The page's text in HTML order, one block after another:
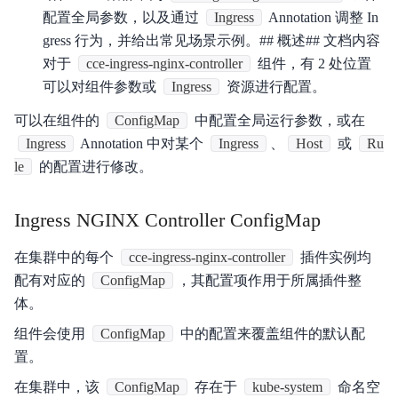
产品描述
产品定价
快速入门
操作指南
典型实践
API参考（即将废弃）
API_V2参考
常见问题
配置全局参数，以及通过
Ingress
Annotation 调整 In
gress 行为，并给出常见场景示例。## 概述## 文档内容
对于
cce-ingress-nginx-controller
组件，有 2 处位置
可以对组件参数或
Ingress 资源进行配置。
可以在组件的 ConfigMap
中配置全局运行参数，或在
Ingress
Annotation 中对某个 Ingress Host 或
Ru
le
的配置进行修改。
Ingress NGINX Controller ConfigMap
在集群中的每个 cce-ingress-nginx-controller
插件实例均
配有对应的
ConfigMap
，其配置项作用于所属插件整
体。
组件会使用
ConfigMap
中的配置来覆盖组件的默认配
置。
在集群中，该
ConfigMap 存在于 kube-system 命名空